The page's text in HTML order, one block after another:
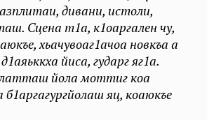
дивани, истоли,
Сцена т1а, к1оаргален чу,
хьачувоаг1ачоа новкъа а
йиса, гударг яг1а.
йола моттиг коа
б1аргагургйолаш яц, коаюкъе